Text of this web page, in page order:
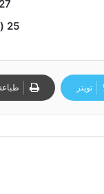
تويتر